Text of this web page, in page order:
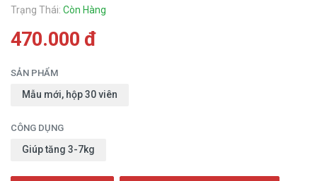
Trạng Thái: Còn Hàng
470.000 đ
SẢN PHẨM
Mẫu mới, hộp 30 viên
CÔNG DỤNG
Giúp tăng 3-7kg